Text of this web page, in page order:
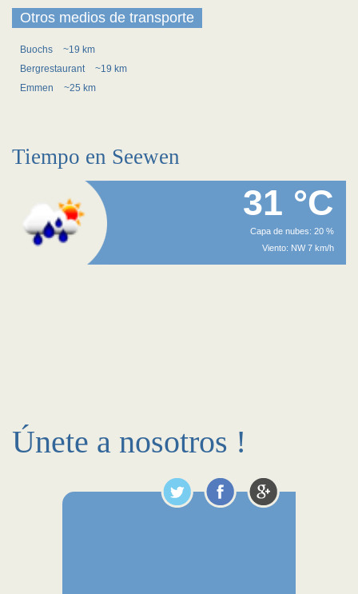
Otros medios de transporte
Buochs
~19 km
Bergrestaurant
~19 km
Emmen
~25 km
Tiempo en Seewen
31 °C
Capa de nubes: 20 %
Viento: NW 7 km/h
Únete a nosotros !